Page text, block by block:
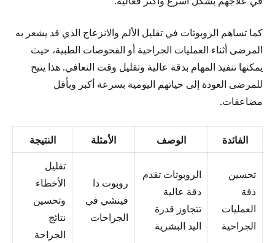
كما تساهم الروبوتات في تقليل الألم والانزعاج الذي قد يشعر به
المرضى أثناء العمليات الجراحية أو الفحوصات الطبية، حيث
يمكنها تنفيذ المهام بدقة عالية وتقليل وقت التعافي. هذا يتيح
للمرضى العودة إلى حياتهم اليومية بسرعة أكبر وبأقل
مضاعفات.
الفائدة الوصف الأمثلة النتيجة
تحسين
دقة
العمليات
الجراحية
الروبوتات تقدم
دقة عالية
تتجاوز قدرة
اليد البشرية
روبوت دا
فينشي في
الجراحات
تقليل
الأخطاء
وتحسين
نتائج
الجراحة